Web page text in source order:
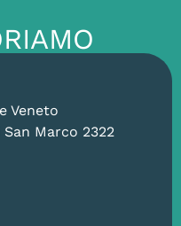
Veneto
Marco 2322